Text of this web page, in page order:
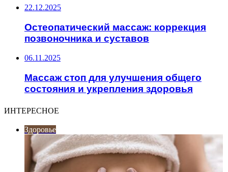
22.12.2025
Остеопатический массаж: коррекция
позвоночника и суставов
06.11.2025
Массаж стоп для улучшения общего
состояния и укрепления здоровья
ИНТЕРЕСНОЕ
Здоровье